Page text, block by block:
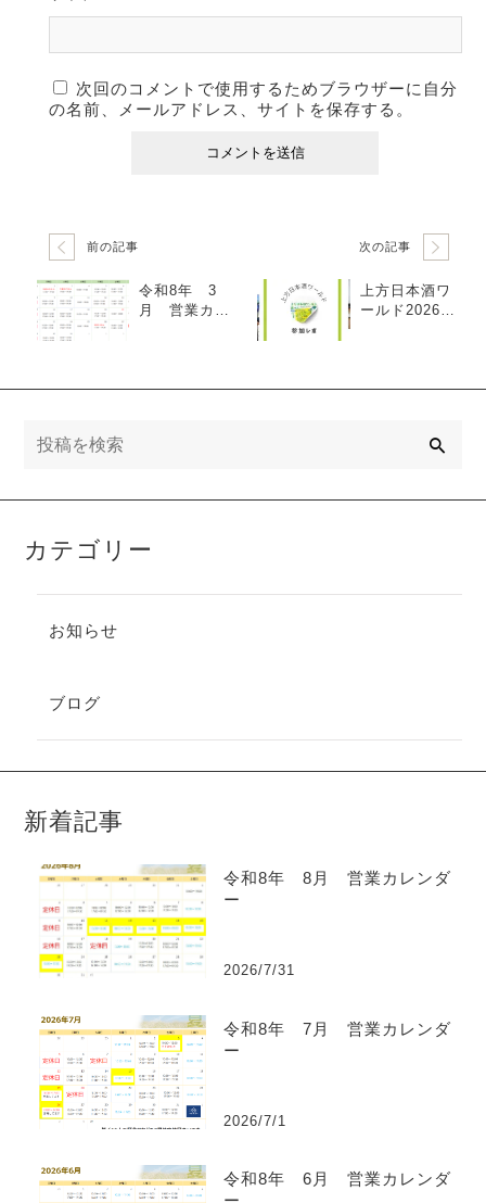
次回のコメントで使用するためブラウザーに自分
の名前、メールアドレス、サイトを保存する。
前の記事
令和8年 3
月 営業カレ
次の記事
上方日本酒ワ
ールド2026に
カテゴリー
お知らせ
ブログ
新着記事
令和8年 8月 営業カレンダ
ー
2026/7/31
令和8年 7月 営業カレンダ
ー
2026/7/1
令和8年 6月 営業カレンダ